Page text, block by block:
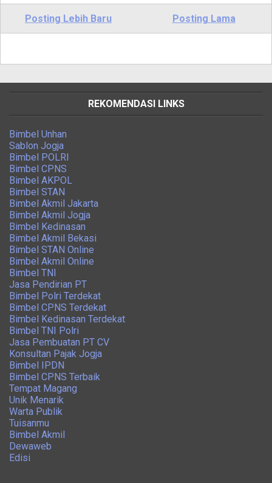
Posting Lebih Baru Posting Lama
REKOMENDASI LINKS
Bimbel Unhan
Sablon Jogja
Bimbel POLRI
Bimbel CPNS
Bimbel AKPOL
Bimbel STAN
Bimbel Akmil Jakarta
Bimbel Akmil Jogja
Bimbel Kedinasan
Bimbel Akmil Bekasi
Bimbel STAN Online
Bimbel Akmil Online
Bimbel TNI
Jasa Pendirian PT
Bimbel Polri Terdekat
Bimbel CPNS Terdekat
Bimbel Kedinasan Terdekat
Bimbel TNI Polri
Jasa Pembuatan PT CV
Konsultan Pajak Jogja
Bimbel IPDN
Bimbel CPNS Terbaik
Tempat Magang
Unik Menarik
Warta Publik
Tuisanmu
Bimbel Akmil
Dewaweb
Edisi